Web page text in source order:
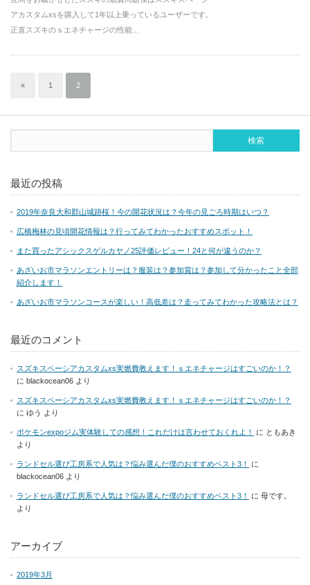
アカスタムxsを購入して1年以上乗っているユーザーです。
正直スズキのｓエネチャージの性能...
« 1 2
最近の投稿
2019年奈良大和郡山城跡桜！今の開花状況は？今年の見ごろ時期はいつ？
広橋梅林の見頃開花情報は？行ってみてわかったおすすめスポット！
また買ったアシックスゲルカヤノ25評価レビュー！24と何が違うのか？
あざいお市マラソンエントリーは？服装は？参加賞は？参加して分かったこと全部
紹介します！
あざいお市マラソンコースが楽しい！高低差は？走ってみてわかった攻略法とは？
最近のコメント
スズキスペーシアカスタムxs実燃費教えます！ｓエネチャージはすごいのか！？
に blackocean06 より
スズキスペーシアカスタムxs実燃費教えます！ｓエネチャージはすごいのか！？
に ゆう より
ポケモンexpoジム実体験しての感想！これだけは言わせておくれよ！ に ともあき
より
ランドセル選び工房系で人気は？悩み選んだ僕のおすすめベスト3！
に
blackocean06 より
ランドセル選び工房系で人気は？悩み選んだ僕のおすすめベスト3！ に 母です。
より
アーカイブ
2019年3月